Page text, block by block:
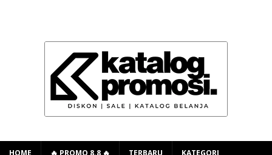
HOME 🔥 PROMO 8.8 🔥 TERBARU KATEGORI